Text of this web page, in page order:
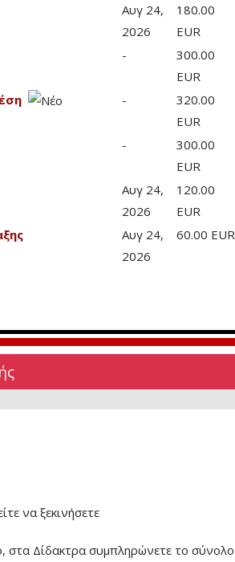
Αυγ 24,
2026
180.00
EUR
-
300.00
EUR
-
320.00
EUR
-
300.00
EUR
Αυγ 24,
2026
120.00
EUR
Αυγ 24,
2026
60.00 EUR
να ξεκινήσετε
στα Δίδακτρα συμπληρώνετε το σύνολο